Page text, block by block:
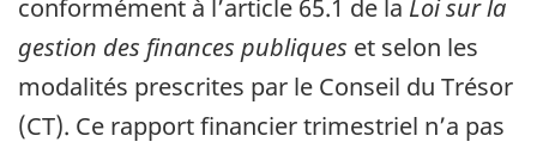
conformément à l’article 65.1 de la Loi sur la
gestion des finances publiques et selon les
modalités prescrites par le Conseil du Trésor
(CT). Ce rapport financier trimestriel n’a pas